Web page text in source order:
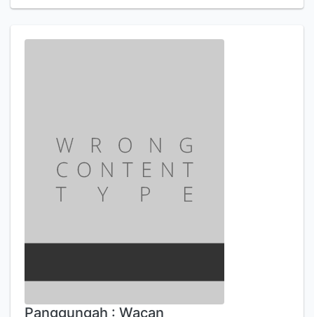
Panggungah : Wacan